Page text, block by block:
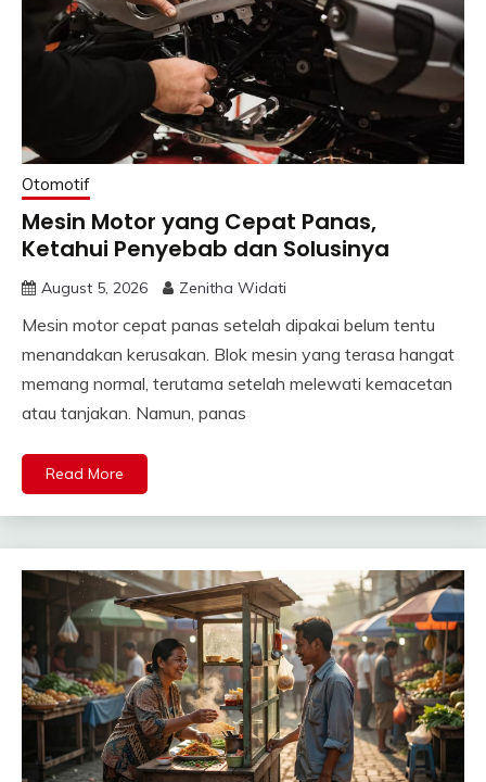
Otomotif
Mesin Motor yang Cepat Panas,
Ketahui Penyebab dan Solusinya
August 5, 2026 Zenitha Widati
Mesin motor cepat panas setelah dipakai belum tentu
menandakan kerusakan. Blok mesin yang terasa hangat
memang normal, terutama setelah melewati kemacetan
atau tanjakan. Namun, panas
Read More